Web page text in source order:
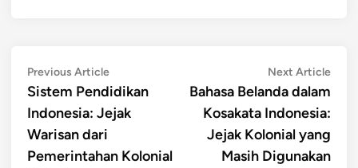
Post
navigation
Previous ArticlePrevious
article:
Sistem Pendidikan
Indonesia: Jejak
Warisan dari
Pemerintahan Kolonial
Next ArticleNext
Bahasa Belanda dalam
Kosakata Indonesia:
Jejak Kolonial yang
Masih Digunakan